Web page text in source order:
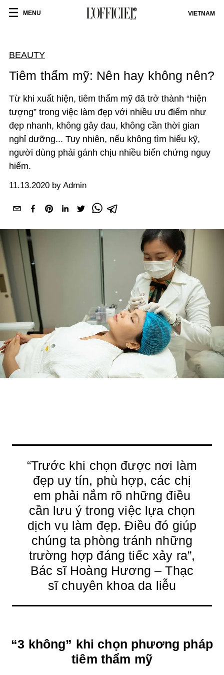
MENU VIETNAM
BEAUTY
Tiêm thẩm mỹ: Nên hay không nên?
Từ khi xuất hiện, tiêm thẩm mỹ đã trở thành “hiện
tượng” trong việc làm đẹp với nhiều ưu điểm như
đẹp nhanh, không gây đau, không cần thời gian
nghỉ dưỡng... Tuy nhiên, nếu không tìm hiểu kỹ,
người dùng phải gánh chịu nhiều biến chứng nguy
hiểm.
11.13.2020 by Admin
“Trước khi chọn được nơi làm
đẹp uy tín, phù hợp, các chị
em phải nắm rõ những điều
cần lưu ý trong việc lựa chọn
dịch vụ làm đẹp. Điều đó giúp
chúng ta phòng tránh những
trường hợp đáng tiếc xảy ra”,
Bác sĩ Hoàng Hương – Thạc
sĩ chuyên khoa da liễu
“3 không” khi chọn phương pháp
tiêm thẩm mỹ